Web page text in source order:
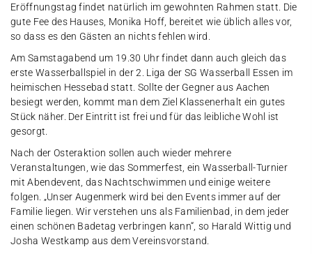
Eröffnungstag findet natürlich im gewohnten Rahmen statt. Die
gute Fee des Hauses, Monika Hoff, bereitet wie üblich alles vor,
so dass es den Gästen an nichts fehlen wird.
Am Samstagabend um 19.30 Uhr findet dann auch gleich das
erste Wasserballspiel in der 2. Liga der SG Wasserball Essen im
heimischen Hessebad statt. Sollte der Gegner aus Aachen
besiegt werden, kommt man dem Ziel Klassenerhalt ein gutes
Stück näher. Der Eintritt ist frei und für das leibliche Wohl ist
gesorgt.
Nach der Osteraktion sollen auch wieder mehrere
Veranstaltungen, wie das Sommerfest, ein Wasserball-Turnier
mit Abendevent, das Nachtschwimmen und einige weitere
folgen. „Unser Augenmerk wird bei den Events immer auf der
Familie liegen. Wir verstehen uns als Familienbad, in dem jeder
einen schönen Badetag verbringen kann“, so Harald Wittig und
Josha Westkamp aus dem Vereinsvorstand.